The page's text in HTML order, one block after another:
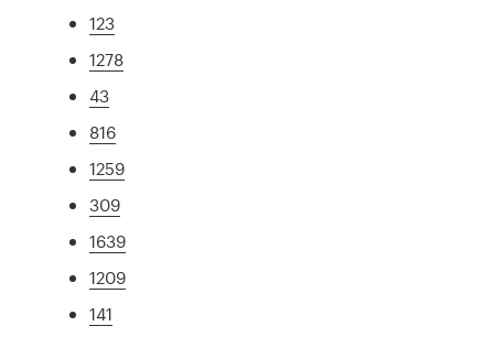
123
1278
43
816
1259
309
1639
1209
141